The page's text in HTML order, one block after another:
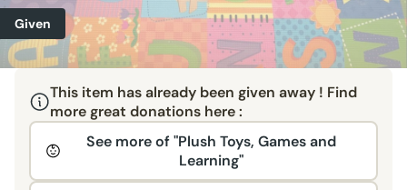
Given
This item has already been given away ! Find
more great donations here :
See more of "Plush Toys, Games and
Learning"